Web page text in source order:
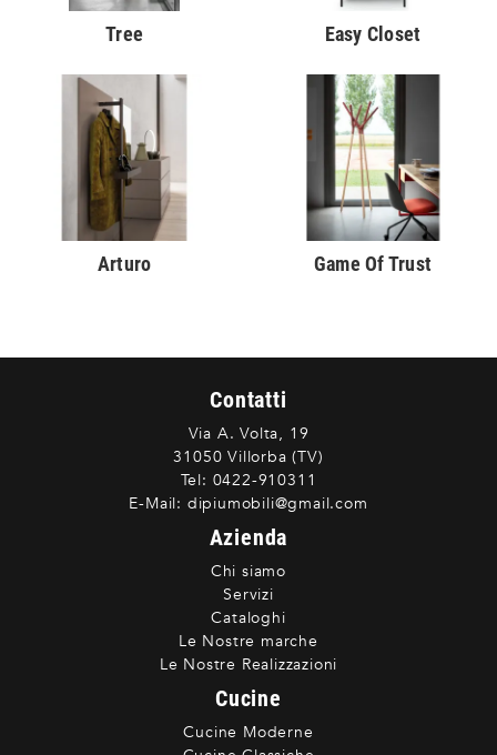
Tree Easy Closet
Arturo Game Of Trust
Contatti
Via A. Volta, 19
31050 Villorba (TV)
Tel: 0422-910311
E-Mail: dipiumobili@gmail.com
Azienda
Chi siamo
Servizi
Cataloghi
Le Nostre marche
Le Nostre Realizzazioni
Cucine
Cucine Moderne